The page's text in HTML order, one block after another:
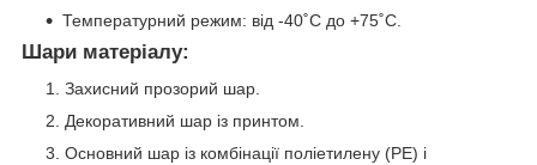
Температурний режим: від -40˚С до +75˚С.
Шари матеріалу:
Захисний прозорий шар.
Декоративний шар із принтом.
Основний шар із комбінації поліетилену (PE) і